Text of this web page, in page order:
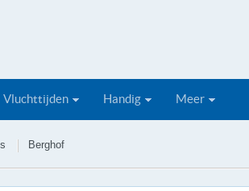
Vluchttijden Handig Meer
Berghof